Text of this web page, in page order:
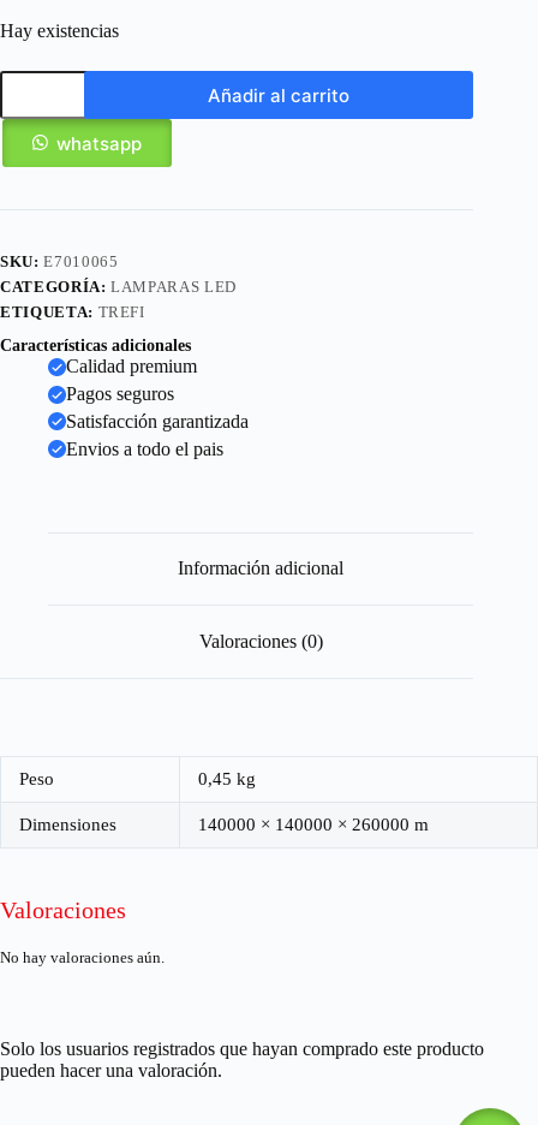
Hay existencias
Añadir al carrito
whatsapp
SKU:E7010065
CATEGORÍA:LAMPARAS LED
ETIQUETA: TREFI
Características adicionales
Calidad premium
Pagos seguros
Satisfacción garantizada
Envios a todo el pais
Información adicional
Valoraciones (0)
Peso 0,45 kg
Dimensiones 140000 × 140000 × 260000 m
Valoraciones
No hay valoraciones aún.
Solo los usuarios registrados que hayan comprado este producto
pueden hacer una valoración.